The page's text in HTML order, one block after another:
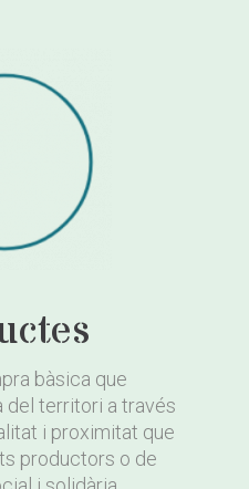
bàsica que
del territori a través
i proximitat que
productors o de